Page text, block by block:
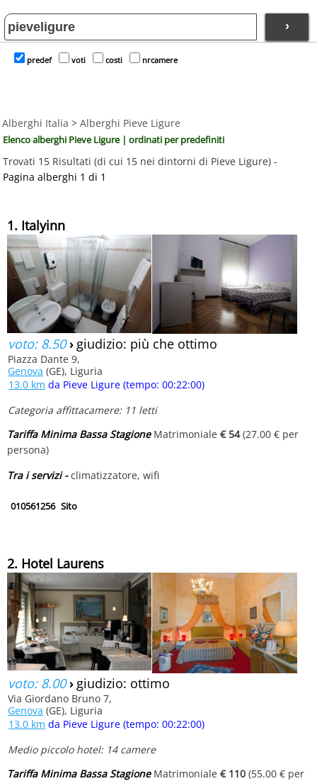
›
predef voti costi nrcamere
Alberghi Italia > Alberghi Pieve Ligure
Elenco alberghi Pieve Ligure | ordinati per predefiniti
Trovati 15 Risultati (di cui 15 nei dintorni di Pieve Ligure) -
Pagina alberghi 1 di 1
1. Italyinn
voto: 8.50› giudizio: più che ottimo
Piazza Dante 9,
Genova (GE), Liguria
13.0 km da Pieve Ligure (tempo: 00:22:00)
Categoria affittacamere: 11 letti
Tariffa Minima Bassa StagioneMatrimoniale € 54(27.00 € per
persona)
Tra i servizi -climatizzatore, wifi
010561256 Sito
2. Hotel Laurens
voto: 8.00› giudizio: ottimo
Via Giordano Bruno 7,
Genova (GE), Liguria
13.0 km da Pieve Ligure (tempo: 00:22:00)
Medio piccolo hotel: 14 camere
Tariffa Minima Bassa StagioneMatrimoniale € 110 (55.00 € per